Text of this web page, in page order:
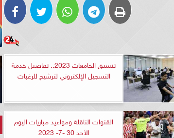
تنسيق الجامعات 2023.. تفاصيل خدمة
التسجيل الإلكتروني لترشيح للرغبات
القنوات الناقلة ومواعيد مباريات اليوم
الأحد 30 -7- 2023